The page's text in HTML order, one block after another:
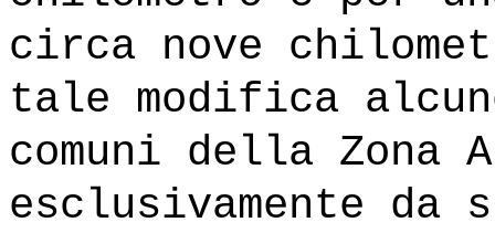
circa nove
tale modifica
comuni della Zona
esclusivamente da